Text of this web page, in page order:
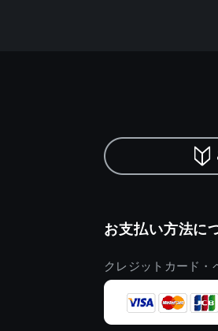
お支払い方法に
クレジットカード・